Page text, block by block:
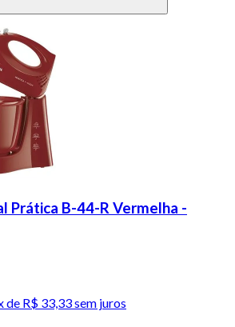
Prática B-44-R Vermelha -
de R$ 33,33 sem juros